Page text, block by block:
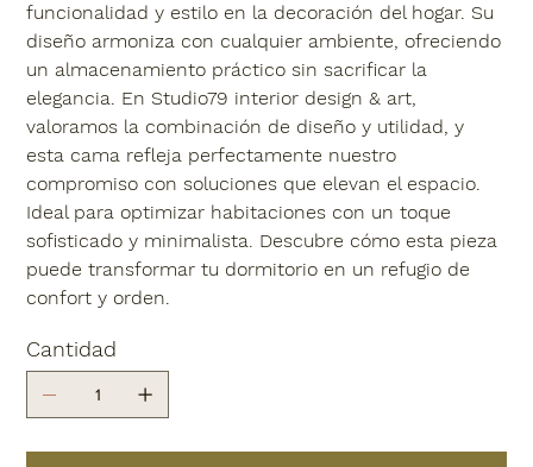
funcionalidad y estilo en la decoración del hogar. Su
diseño armoniza con cualquier ambiente, ofreciendo
un almacenamiento práctico sin sacrificar la
elegancia. En Studio79 interior design & art,
valoramos la combinación de diseño y utilidad, y
esta cama refleja perfectamente nuestro
compromiso con soluciones que elevan el espacio.
Ideal para optimizar habitaciones con un toque
sofisticado y minimalista. Descubre cómo esta pieza
puede transformar tu dormitorio en un refugio de
confort y orden.
Cantidad